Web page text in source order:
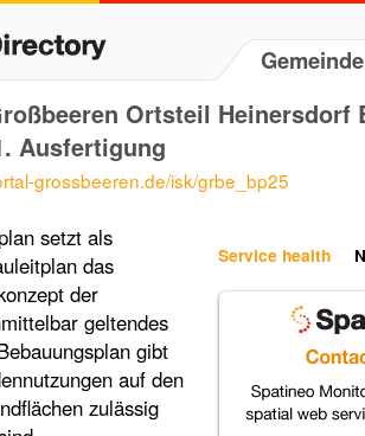
Ortsteil Heinersdorf
Ausfertigung
grossbeeren.de/isk/grbe_bp25
Service health
setzt als
das
der
geltendes
gibt
auf den
zulässig